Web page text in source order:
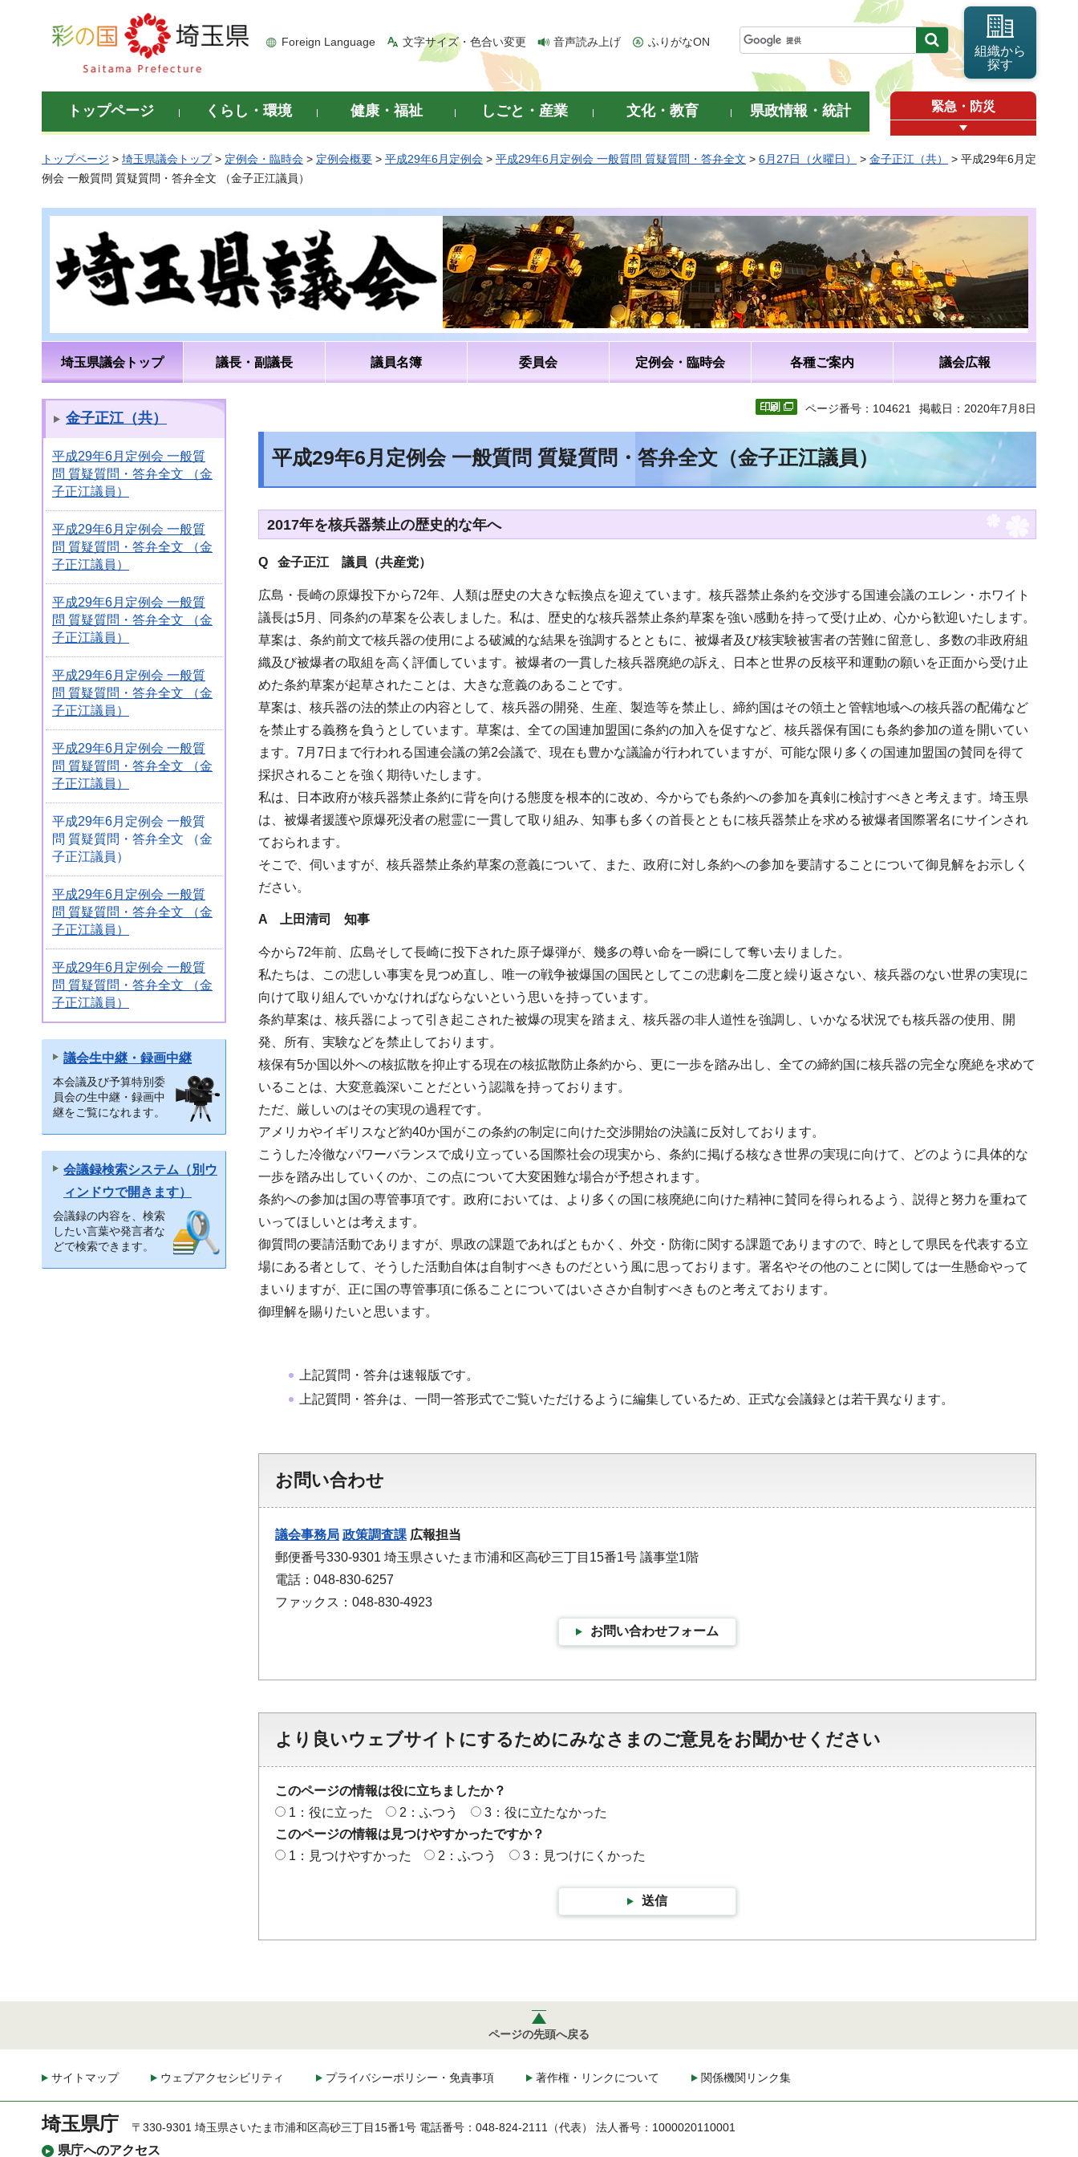
彩の国 埼玉県
Foreign Language 文字サイズ・色合い変更 音声読み上げ ふりがなON
組織から
探す
トップページ くらし・環境 健康・福祉 しごと・産業 文化・教育 県政情報・統計 緊急・防災
トップページ > 埼玉県議会トップ> 定例会・臨時会 > 定例会概要 > 平成29年6月定例会 > 平成29年6月定例会 一般質問 質疑質問・答弁全文 > 6月27日（火曜日） > 金子正江（共）
> 平成29年6月定
例会 一般質問 質疑質問・答弁全文 （金子正江議員）
埼玉県議会トップ 議長・副議長 議員名簿 委員会 定例会・臨時会 各種ご案内 議会広報
金子正江（共）
平成29年6月定例会 一般質
問 質疑質問・答弁全文 （金
子正江議員）
平成29年6月定例会 一般質
問 質疑質問・答弁全文 （金
子正江議員）
平成29年6月定例会 一般質
問 質疑質問・答弁全文 （金
子正江議員）
平成29年6月定例会 一般質
問 質疑質問・答弁全文 （金
子正江議員）
平成29年6月定例会 一般質
問 質疑質問・答弁全文 （金
子正江議員）
平成29年6月定例会 一般質
問 質疑質問・答弁全文 （金
子正江議員）
平成29年6月定例会 一般質
問 質疑質問・答弁全文 （金
子正江議員）
平成29年6月定例会 一般質
問 質疑質問・答弁全文 （金
子正江議員）
議会生中継・録画中継
本会議及び予算特別委
員会の生中継・録画中
継をご覧になれます。
会議録検索システム（別ウ
ィンドウで開きます）
会議録の内容を、検索
したい言葉や発言者な
どで検索できます。
ページ番号：104621 掲載日：2020年7月8日
平成29年6月定例会 一般質問 質疑質問・答弁全文（金子正江議員）
2017年を核兵器禁止の歴史的な年へ
Q 金子正江 議員（共産党）
広島・長崎の原爆投下から72年、人類は歴史の大きな転換点を迎えています。核兵器禁止条約を交渉する国連会議のエレン・ホワイト
議長は5月、同条約の草案を公表しました。私は、歴史的な核兵器禁止条約草案を強い感動を持って受け止め、心から歓迎いたします。
草案は、条約前文で核兵器の使用による破滅的な結果を強調するとともに、被爆者及び核実験被害者の苦難に留意し、多数の非政府組
織及び被爆者の取組を高く評価しています。被爆者の一貫した核兵器廃絶の訴え、日本と世界の反核平和運動の願いを正面から受け止
めた条約草案が起草されたことは、大きな意義のあることです。
草案は、核兵器の法的禁止の内容として、核兵器の開発、生産、製造等を禁止し、締約国はその領土と管轄地域への核兵器の配備など
を禁止する義務を負うとしています。草案は、全ての国連加盟国に条約の加入を促すなど、核兵器保有国にも条約参加の道を開いてい
ます。7月7日まで行われる国連会議の第2会議で、現在も豊かな議論が行われていますが、可能な限り多くの国連加盟国の賛同を得て
採択されることを強く期待いたします。
私は、日本政府が核兵器禁止条約に背を向ける態度を根本的に改め、今からでも条約への参加を真剣に検討すべきと考えます。埼玉県
は、被爆者援護や原爆死没者の慰霊に一貫して取り組み、知事も多くの首長とともに核兵器禁止を求める被爆者国際署名にサインされ
ておられます。
そこで、伺いますが、核兵器禁止条約草案の意義について、また、政府に対し条約への参加を要請することについて御見解をお示しく
ださい。
A 上田清司 知事
今から72年前、広島そして長崎に投下された原子爆弾が、幾多の尊い命を一瞬にして奪い去りました。
私たちは、この悲しい事実を見つめ直し、唯一の戦争被爆国の国民としてこの悲劇を二度と繰り返さない、核兵器のない世界の実現に
向けて取り組んでいかなければならないという思いを持っています。
条約草案は、核兵器によって引き起こされた被爆の現実を踏まえ、核兵器の非人道性を強調し、いかなる状況でも核兵器の使用、開
発、所有、実験などを禁止しております。
核保有5か国以外への核拡散を抑止する現在の核拡散防止条約から、更に一歩を踏み出し、全ての締約国に核兵器の完全な廃絶を求めて
いることは、大変意義深いことだという認識を持っております。
ただ、厳しいのはその実現の過程です。
アメリカやイギリスなど約40か国がこの条約の制定に向けた交渉開始の決議に反対しております。
こうした冷徹なパワーバランスで成り立っている国際社会の現実から、条約に掲げる核なき世界の実現に向けて、どのように具体的な
一歩を踏み出していくのか、この点について大変困難な場合が予想されます。
条約への参加は国の専管事項です。政府においては、より多くの国に核廃絶に向けた精神に賛同を得られるよう、説得と努力を重ねて
いってほしいとは考えます。
御質問の要請活動でありますが、県政の課題であればともかく、外交・防衛に関する課題でありますので、時として県民を代表する立
場にある者として、そうした活動自体は自制すべきものだという風に思っております。署名やその他のことに関しては一生懸命やって
まいりますが、正に国の専管事項に係ることについてはいささか自制すべきものと考えております。
御理解を賜りたいと思います。
上記質問・答弁は速報版です。
上記質問・答弁は、一問一答形式でご覧いただけるように編集しているため、正式な会議録とは若干異なります。
お問い合わせ
議会事務局 政策調査課 広報担当
郵便番号330-9301 埼玉県さいたま市浦和区高砂三丁目15番1号 議事堂1階
電話：048-830-6257
ファックス：048-830-4923
お問い合わせフォーム
より良いウェブサイトにするためにみなさまのご意見をお聞かせください
このページの情報は役に立ちましたか？
1：役に立った
2：ふつう
3：役に立たなかった
このページの情報は見つけやすかったですか？
1：見つけやすかった
2：ふつう 3：見つけにくかった
送信
ページの先頭へ戻る
サイトマップ ウェブアクセシビリティ プライバシーポリシー・免責事項 著作権・リンクについて 関係機関リンク集
埼玉県庁
県庁へのアクセス
〒330-9301 埼玉県さいたま市浦和区高砂三丁目15番1号 電話番号：048-824-2111（代表） 法人番号：1000020110001